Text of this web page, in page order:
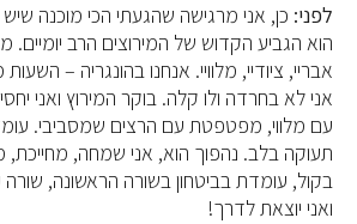
לפני: כן, אני מרגישה שהגעתי הכי מוכנה
הוא הגביע הקדוש של המירוצים הרב יומיים.
אבריי, ציודיי, מלוויי. אנחנו בהונגריה –
אני לא בחרדה ולו קלה. בוקר המירוץ ואני
עם מלווי, מפטפטת עם הרצים שמסביבי.
תעוקה בלב. נהפוך הוא, אני שמחה,
בקול, עומדת בביטחון בשורה הראשונה,
ואני יוצאת לדרך!